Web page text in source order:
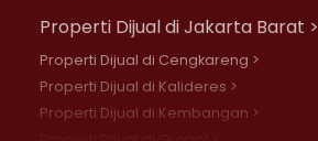
Properti Dijual di Jakarta Barat >
Properti Dijual di Cengkareng >
Properti Dijual di Kalideres >
Properti Dijual di Kembangan >